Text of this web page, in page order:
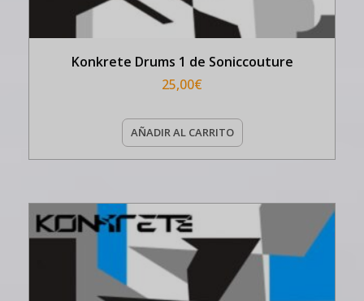
Konkrete Drums 1 de Soniccouture
25,00€
AÑADIR AL CARRITO